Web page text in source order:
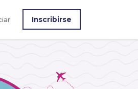
Inscribirse